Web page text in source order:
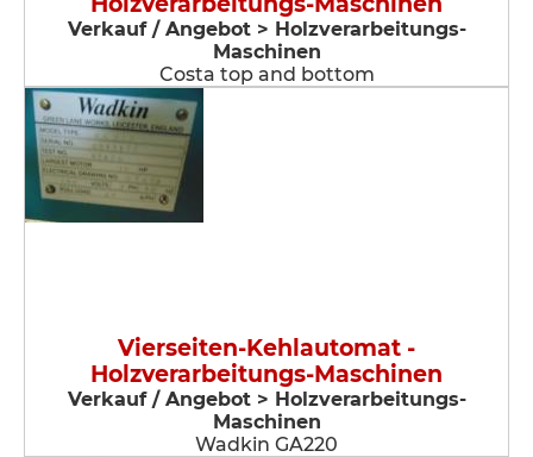
Verkauf / Angebot > Holzverarbeitungs-
Maschinen
Costa top and bottom
Vierseiten-Kehlautomat -
Holzverarbeitungs-Maschinen
Verkauf / Angebot > Holzverarbeitungs-
Maschinen
Wadkin GA220